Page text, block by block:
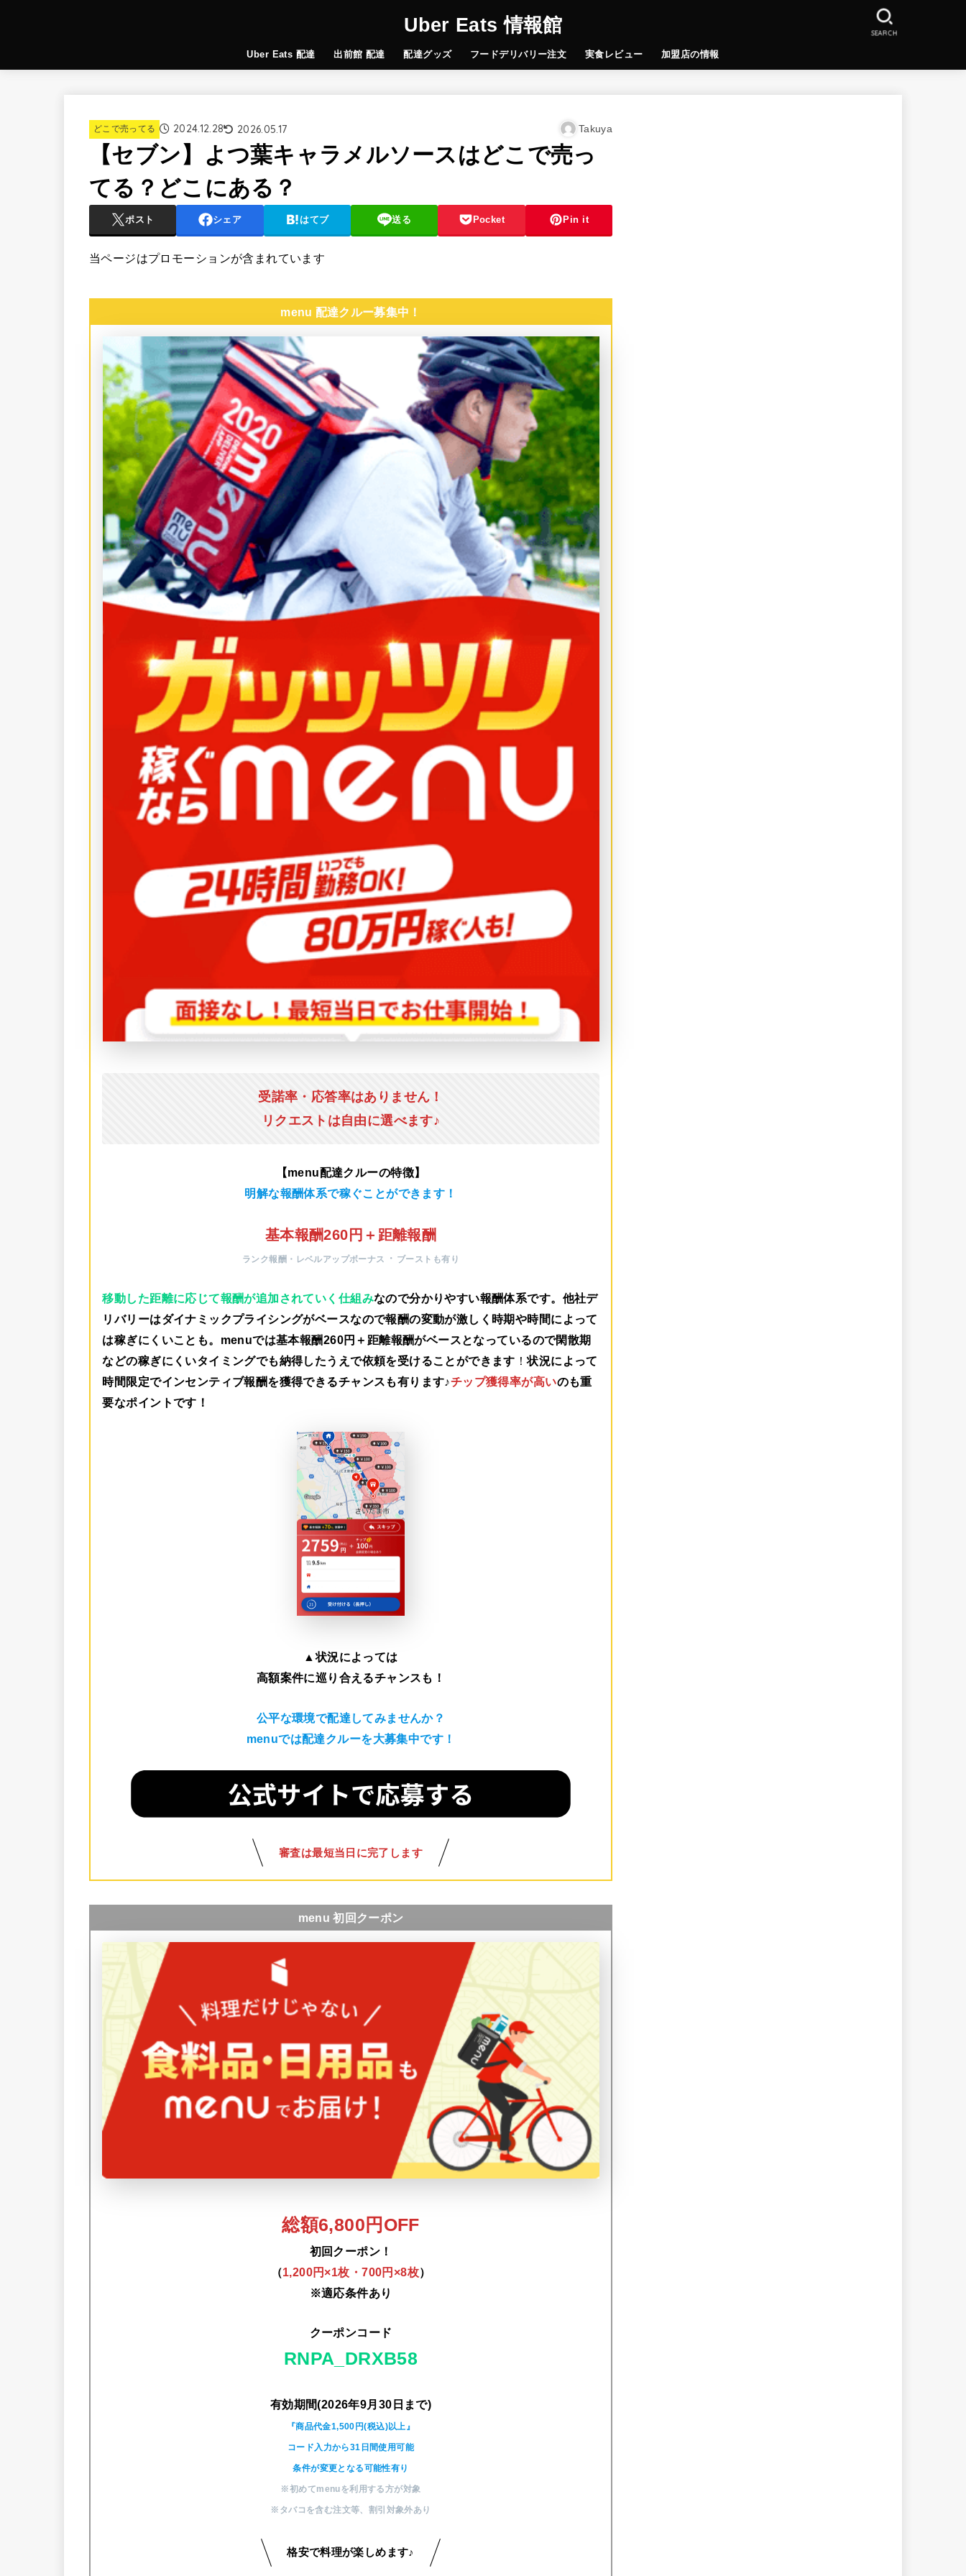
Uber Eats 情報館
Uber Eats 配達 出前館 配達 配達グッズ フードデリバリー注文 実食レビュー 加盟店の情報
SEARCH
どこで売ってる 2024.12.28 2026.05.17 Takuya
【セブン】よつ葉キャラメルソースはどこで売っ
てる？どこにある？
ポスト シェア はてブ 送る Pocket Pin it
当ページはプロモーションが含まれています
menu 配達クルー募集中！
受諾率・応答率はありません！
リクエストは自由に選べます♪
【menu配達クルーの特徴】
明解な報酬体系で稼ぐことができます！
基本報酬260円＋距離報酬
ランク報酬・レベルアップボーナス ・ ブーストも有り
移動した距離に応じて報酬が追加されていく仕組みなので分かりやすい報酬体系です。他社デ
リバリーはダイナミックプライシングがベースなので報酬の変動が激しく時期や時間によって
は稼ぎにくいことも。menuでは基本報酬260円＋距離報酬がベース となっているので閑散期
などの稼ぎにくいタイミングでも納得したうえで依頼を受けることができます ！状況によって
時間限定でインセンティブ報酬を獲得できるチャンスも有ります♪チップ獲得率が高いのも重
要なポイントです！
▲状況によっては
高額案件に巡り合えるチャンスも！
公平な環境で配達してみませんか？
menuでは配達クルーを大募集中です！
審査は最短当日に完了します
menu 初回クーポン
総額6,800円OFF
初回クーポン！
（1,200円×1枚・700円×8枚）
※適応条件あり
クーポンコード
RNPA_DRXB58
有効期間(2026年9月30日まで)
『商品代金1,500円(税込)以上』
コード入力から31日間使用可能
条件が変更となる可能性有り
※初めてmenuを利用する方が対象
※タバコを含む注文等 割引対象外あり
格安で料理が楽しめます♪